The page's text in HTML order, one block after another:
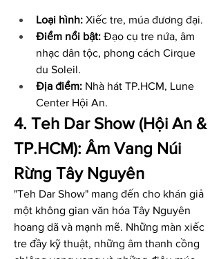
Loại hình: Xiếc tre, múa đương đại.
Điểm nổi bật: Đạo cụ tre nứa, âm
nhạc dân tộc, phong cách Cirque
du Soleil.
Địa điểm: Nhà hát TP.HCM, Lune
Center Hội An.
4. Teh Dar Show (Hội An &
TP.HCM): Âm Vang Núi
Rừng Tây Nguyên
"Teh Dar Show" mang đến cho khán giả
một không gian văn hóa Tây Nguyên
hoang dã và mạnh mẽ. Những màn xiếc
tre đầy kỹ thuật, những âm thanh cồng